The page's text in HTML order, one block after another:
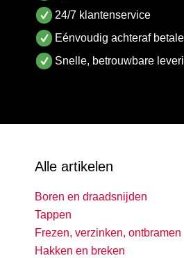
24/7 klantenservice
Eénvoudig achteraf
Snelle, betrouwbare
Alle artikelen
Boren en draadsnijden
Tappen
Frezen, verzinken, ontbramen
Hakken en breken